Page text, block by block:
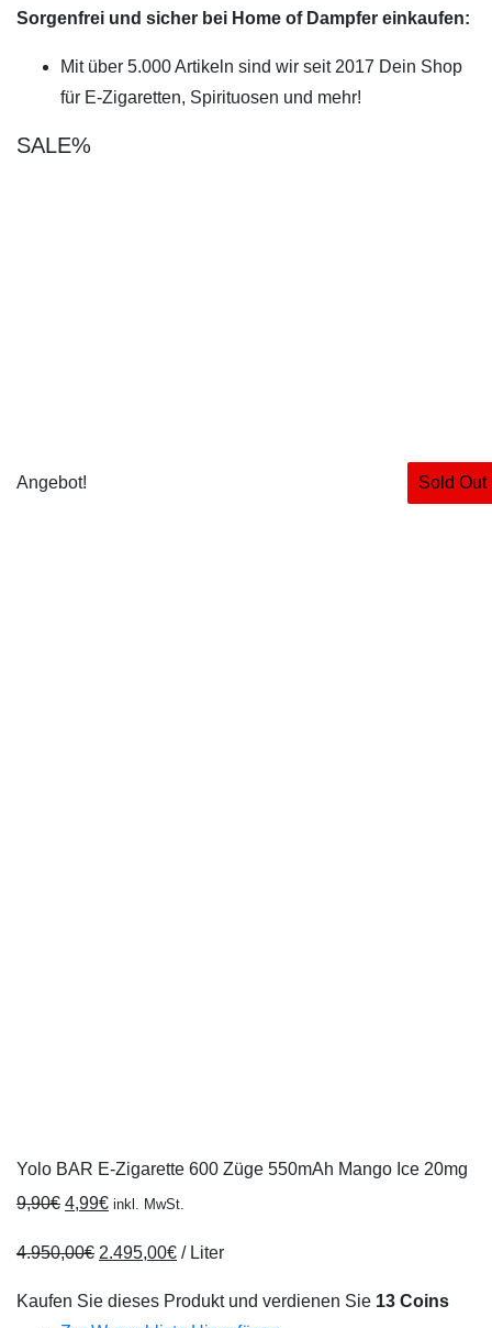
Angebot! Sold Out
Yolo BAR E-Zigarette 600 Züge 550mAh Mango Ice 20mg
9,90€ 4,99€ inkl. MwSt.
4.950,00€ 2.495,00€ / Liter
Kaufen Sie dieses Produkt und verdienen Sie 13 Coins
Sorgenfrei und sicher bei Home of Dampfer einkaufen:
Mit über 5.000 Artikeln sind wir seit 2017 Dein Shop
für E-Zigaretten, Spirituosen und mehr!
SALE%